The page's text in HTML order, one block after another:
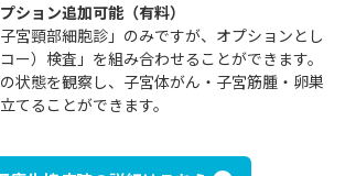
ション追加可能（有料）
宮頸部細胞診」のみですが、オプションとし
ー）検査」を組み合わせることができます。
状態を観察し、子宮体がん・子宮筋腫・卵巣
てることができます。